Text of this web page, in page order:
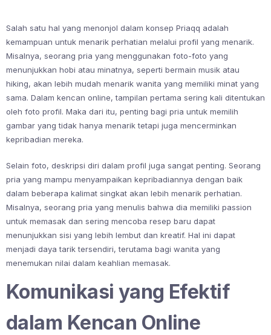
Salah satu hal yang menonjol dalam konsep Priaqq adalah
kemampuan untuk menarik perhatian melalui profil yang menarik.
Misalnya, seorang pria yang menggunakan foto-foto yang
menunjukkan hobi atau minatnya, seperti bermain musik atau
hiking, akan lebih mudah menarik wanita yang memiliki minat yang
sama. Dalam kencan online, tampilan pertama sering kali ditentukan
oleh foto profil. Maka dari itu, penting bagi pria untuk memilih
gambar yang tidak hanya menarik tetapi juga mencerminkan
kepribadian mereka.
Selain foto, deskripsi diri dalam profil juga sangat penting. Seorang
pria yang mampu menyampaikan kepribadiannya dengan baik
dalam beberapa kalimat singkat akan lebih menarik perhatian.
Misalnya, seorang pria yang menulis bahwa dia memiliki passion
untuk memasak dan sering mencoba resep baru dapat
menunjukkan sisi yang lebih lembut dan kreatif. Hal ini dapat
menjadi daya tarik tersendiri, terutama bagi wanita yang
menemukan nilai dalam keahlian memasak.
Komunikasi yang Efektif
dalam Kencan Online